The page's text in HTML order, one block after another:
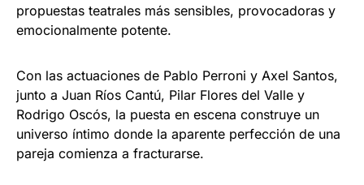
propuestas teatrales más sensibles, provocadoras y
emocionalmente potente.
Con las actuaciones de Pablo Perroni y Axel Santos,
junto a Juan Ríos Cantú, Pilar Flores del Valle y
Rodrigo Oscós, la puesta en escena construye un
universo íntimo donde la aparente perfección de una
pareja comienza a fracturarse.